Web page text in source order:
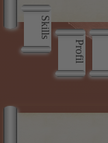
Skills
Profil